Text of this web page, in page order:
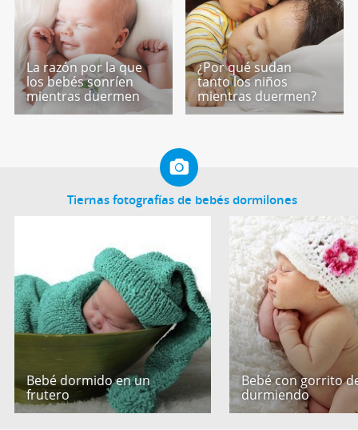
La razón por la que
los bebés sonríen
mientras duermen
¿Por qué sudan
tanto los niños
mientras duermen?
Tiernas fotografías de bebés dormilones
Bebé dormido en un
frutero
Bebé con gorrito
durmiendo